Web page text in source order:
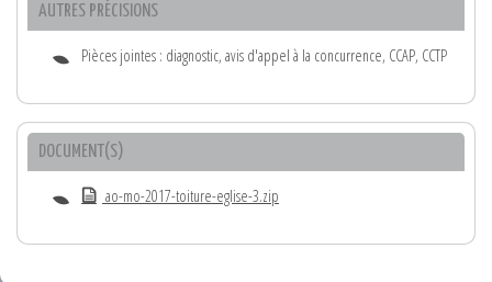
AUTRES PRÉCISIONS
Pièces jointes : diagnostic, avis d'appel à la concurrence, CCAP, CCTP
DOCUMENT(S)
ao-mo-2017-toiture-eglise-3.zip